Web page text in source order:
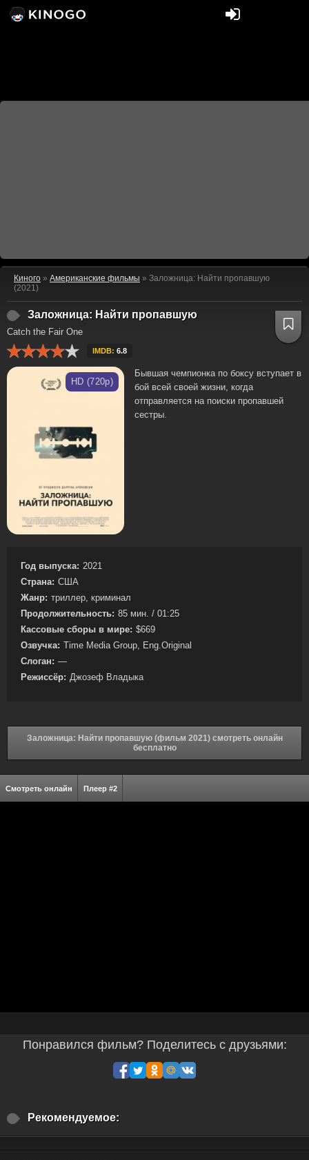
Киного » Американские фильмы » Заложница: Найти пропавшую
(2021)
Заложница: Найти пропавшую
Catch the Fair One
IMDB: 6.8
HD (720p)
Бывшая чемпионка по боксу вступает в
бой всей своей жизни, когда
отправляется на поиски пропавшей
сестры.
Год выпуска: 2021
Страна: США
Жанр: триллер, криминал
Продолжительность: 85 мин. / 01:25
Кассовые сборы в мире: $669
Озвучка: Time Media Group, Eng.Original
Слоган: —
Режиссёр: Джозеф Владыка
Заложница: Найти пропавшую (фильм 2021) смотреть онлайн
бесплатно
Смотреть онлайн Плеер #2
Понравился фильм? Поделитесь с друзьями:
Рекомендуемое: